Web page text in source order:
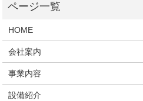
HOME
会社案内
事業内容
設備紹介